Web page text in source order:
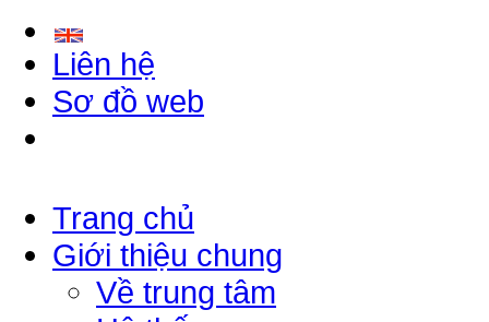
Liên hệ
Sơ đồ web
Trang chủ
Giới thiệu chung
Về trung tâm